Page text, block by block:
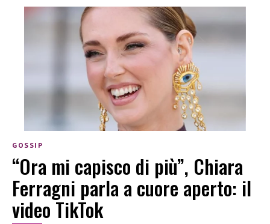
GOSSIP
“Ora mi capisco di più”, Chiara
Ferragni parla a cuore aperto: il
video TikTok